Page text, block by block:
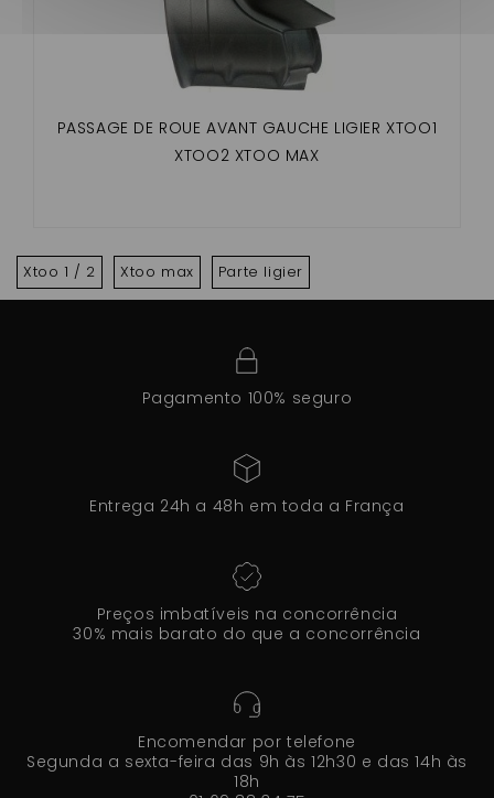
PASSAGE DE ROUE AVANT GAUCHE LIGIER XTOO1
XTOO2 XTOO MAX
Xtoo 1 / 2 Xtoo max Parte ligier
Pagamento 100% seguro
Entrega 24h a 48h em toda a França
Preços imbatíveis na concorrência
30% mais barato do que a concorrência
Encomendar por telefone
Segunda a sexta-feira das 9h às 12h30 e das 14h às
18h